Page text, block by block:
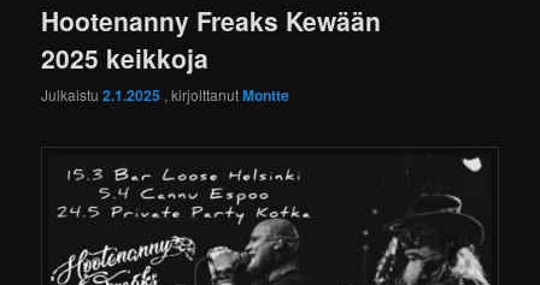
Hootenanny Freaks Kewään
2025 keikkoja
Julkaistu2.1.2025 , kirjoittanutMontte